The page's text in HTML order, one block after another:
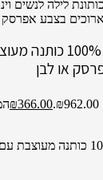
בצבע אפרסק
כותונת לילה לנשים
או לבן
₪366.00
כותונת לילה לנשים וינטג' 100%